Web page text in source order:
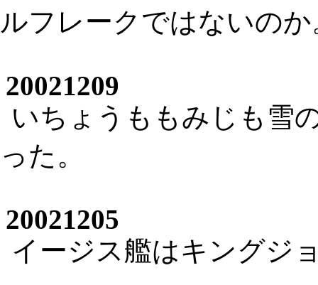
ルフレークではないのか
20021209
いちょうももみじも雪
った。
20021205
イージス艦はキングジ